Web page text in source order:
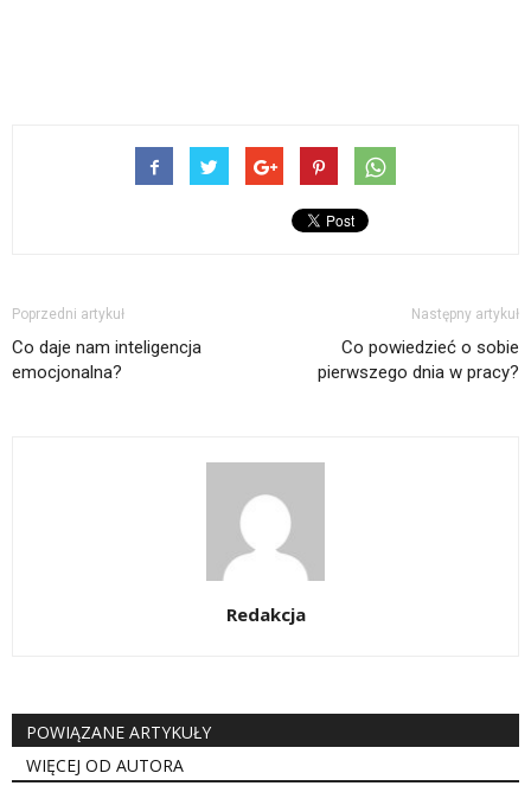
Poprzedni artykuł
Co daje nam inteligencja
emocjonalna?
Następny artykuł
Co powiedzieć o sobie
pierwszego dnia w pracy?
Redakcja
POWIĄZANE ARTYKUŁY
WIĘCEJ OD AUTORA